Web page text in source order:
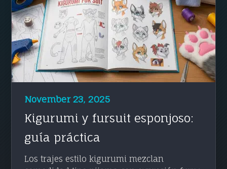
November 23, 2025
Kigurumi y fursuit esponjoso:
guía práctica
Los trajes estilo kigurumi mezclan